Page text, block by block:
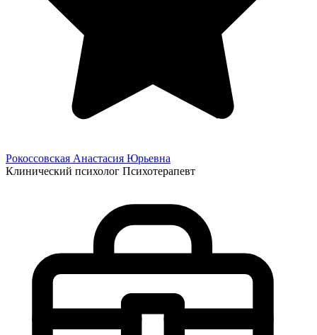
Рокоссовская Анастасия Юрьевна
Клинический психолог Психотерапевт